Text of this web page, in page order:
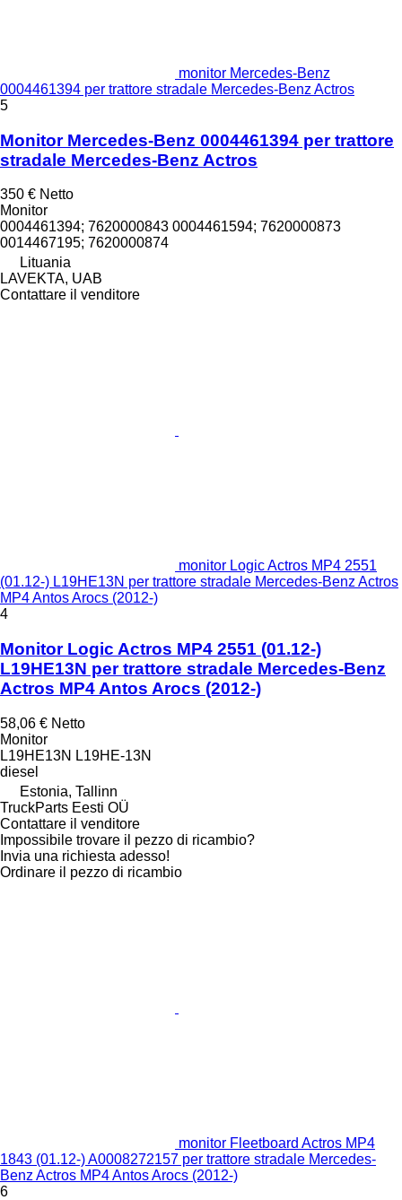
monitor Mercedes-Benz
0004461394 per trattore stradale Mercedes-Benz Actros
5
Monitor Mercedes-Benz 0004461394 per trattore
stradale Mercedes-Benz Actros
350 € Netto
Monitor
0004461394; 7620000843 0004461594; 7620000873
0014467195; 7620000874
Lituania
LAVEKTA, UAB
Contattare il venditore
monitor Logic Actros MP4 2551
(01.12-) L19HE13N per trattore stradale Mercedes-Benz Actros
MP4 Antos Arocs (2012-)
4
Monitor Logic Actros MP4 2551 (01.12-)
L19HE13N per trattore stradale Mercedes-Benz
Actros MP4 Antos Arocs (2012-)
58,06 € Netto
Monitor
L19HE13N L19HE-13N
diesel
Estonia, Tallinn
TruckParts Eesti OÜ
Contattare il venditore
Impossibile trovare il pezzo di ricambio?
Invia una richiesta adesso!
Ordinare il pezzo di ricambio
monitor Fleetboard Actros MP4
1843 (01.12-) A0008272157 per trattore stradale Mercedes-
Benz Actros MP4 Antos Arocs (2012-)
6